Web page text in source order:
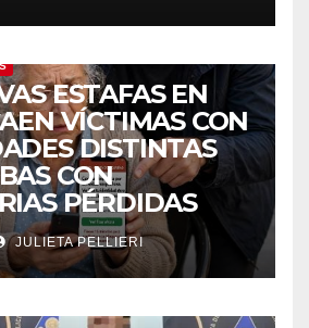
ESTAFAS EN
VÍCTIMAS CON
DISTINTAS
CON
PÉRDIDAS
JULIETA PELLIERI